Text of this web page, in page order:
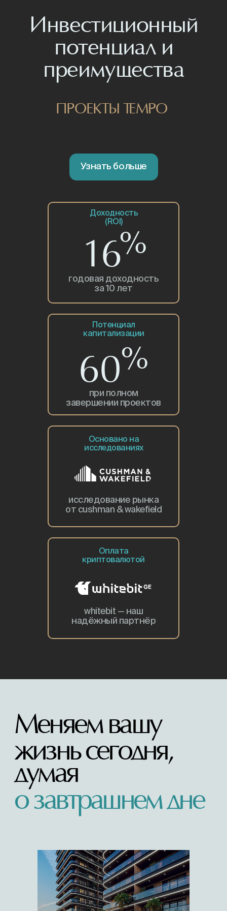
16%
Доходность
(ROI)
годовая доходность
за 10 лет
60%
Потенциал
капитализации
при полном
завершении проектов
Основано на
исследованиях
исследование рынка
от cushman & wakefield
Оплата
криптовалютой
whitebit — наш
надёжный партнёр
Пускай за нас
говорит
наш опыт